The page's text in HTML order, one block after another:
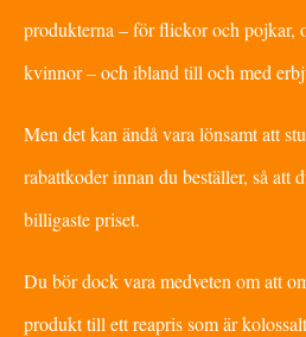
produkterna – för flickor och pojkar,
kvinnor – och ibland till och med
Men det kan ändå vara lönsamt att
rabattkoder innan du beställer, så att
billigaste priset.
Du bör dock vara medveten om att
produkt till ett reapris som är